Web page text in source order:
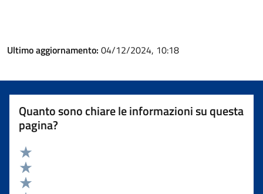
Ultimo aggiornamento: 04/12/2024, 10:18
Quanto sono chiare le informazioni su questa
pagina?
Valuta 5 stelle su 5
Valuta 4 stelle su 5